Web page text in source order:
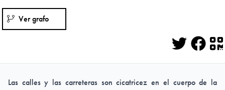
Ver grafo
Twitter
Las calles y las carreteras son cicatricez en el cuerpo de la